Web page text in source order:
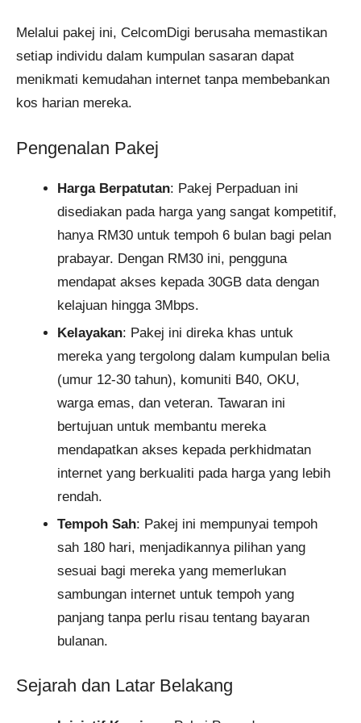
Melalui pakej ini, CelcomDigi berusaha memastikan
setiap individu dalam kumpulan sasaran dapat
menikmati kemudahan internet tanpa membebankan
kos harian mereka.
Pengenalan Pakej
Harga Berpatutan: Pakej Perpaduan ini
disediakan pada harga yang sangat kompetitif,
hanya RM30 untuk tempoh 6 bulan bagi pelan
prabayar. Dengan RM30 ini, pengguna
mendapat akses kepada 30GB data dengan
kelajuan hingga 3Mbps.
Kelayakan: Pakej ini direka khas untuk
mereka yang tergolong dalam kumpulan belia
(umur 12-30 tahun), komuniti B40, OKU,
warga emas, dan veteran. Tawaran ini
bertujuan untuk membantu mereka
mendapatkan akses kepada perkhidmatan
internet yang berkualiti pada harga yang lebih
rendah.
Tempoh Sah: Pakej ini mempunyai tempoh
sah 180 hari, menjadikannya pilihan yang
sesuai bagi mereka yang memerlukan
sambungan internet untuk tempoh yang
panjang tanpa perlu risau tentang bayaran
bulanan.
Sejarah dan Latar Belakang